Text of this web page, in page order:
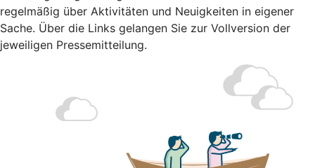
regelmäßig über Aktivitäten und Neuigkeiten in eigener
Sache. Über die Links gelangen Sie zur Vollversion der
jeweiligen Pressemitteilung.